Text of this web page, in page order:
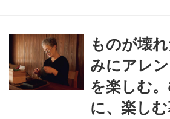
ものが壊
みにアレ
を楽しむ
に、楽し